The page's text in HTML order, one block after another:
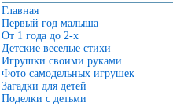
Главная
Первый год малыша
От 1 года до 2-х
Детские веселые стихи
Игрушки своими руками
Фото самодельных игрушек
Загадки для детей
Поделки с детьми